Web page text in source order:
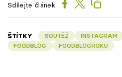
Sdílejte článek
ŠTÍTKY SOUTĚŽ INSTAGRAM
FOODBLOG
FOODBLOGROKU